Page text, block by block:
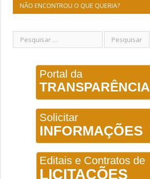
NÃO ENCONTROU O QUE QUERIA?
Portal da
TRANSPARÊNCIA
Solicitar
INFORMAÇÕES
Editais e Contratos de
LICITAÇÕES